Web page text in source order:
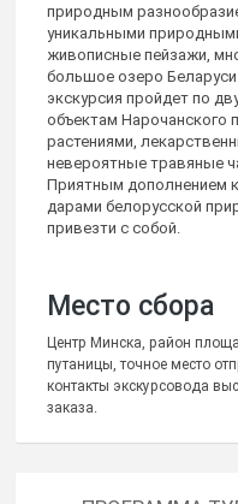
природным
уникальными
живописные пейзажи,
большое озеро
экскурсия пройдет по
объектам Нарочанского
растениями,
невероятные травяные
Приятным дополнением
дарами белорусской
привезти с собой.
Место сбора
Центр Минска, район
путаницы, точное место
контакты экскурсовода
заказа.